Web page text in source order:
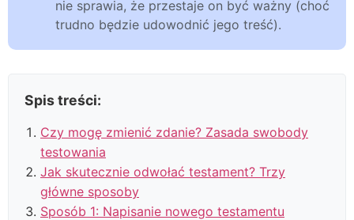
nie sprawia, że przestaje on być ważny (choć
trudno będzie udowodnić jego treść).
Spis treści:
Czy mogę zmienić zdanie? Zasada swobody
testowania
Jak skutecznie odwołać testament? Trzy
główne sposoby
Sposób 1: Napisanie nowego testamentu